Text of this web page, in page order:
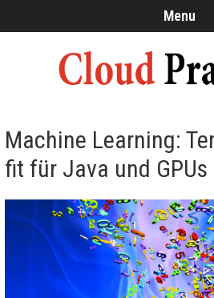
Menu
Machine Learning:
fit für Java und GPUs